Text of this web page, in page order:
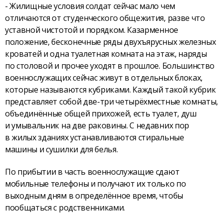
- Жилищные условия солдат сейчас мало чем
отличаются от студенческого общежития, разве что
уставной чистотой и порядком. Казарменное
положение, бесконечные ряды двухъярусных железных
кроватей и одна туалетная комната на этаж, наряды
по столовой и прочее уходят в прошлое. Большинство
военнослужащих сейчас живут в отдельных блоках,
которые называются кубриками. Каждый такой кубрик
представляет собой две-три четырёхместные комнаты,
объединённые общей прихожей, есть туалет, душ
и умывальник на две раковины. С недавних пор
в жилых зданиях устанавливаются стиральные
машины и сушилки для белья.
По прибытии в часть военнослужащие сдают
мобильные телефоны и получают их только по
выходным дням в определённое время, чтобы
пообщаться с родственниками.